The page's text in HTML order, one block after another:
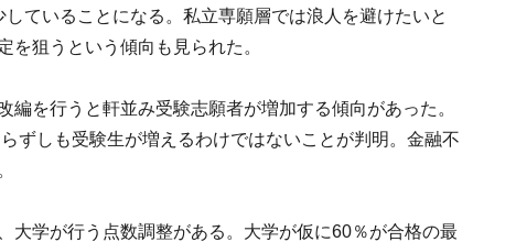
ていることになる。私立専願層では浪人を避けたいと
を狙うという傾向も見られた。
を行うと軒並み受験志願者が増加する傾向があった。
ずしも受験生が増えるわけではないことが判明。金融不
大学が行う点数調整がある。大学が仮に60％が合格の最